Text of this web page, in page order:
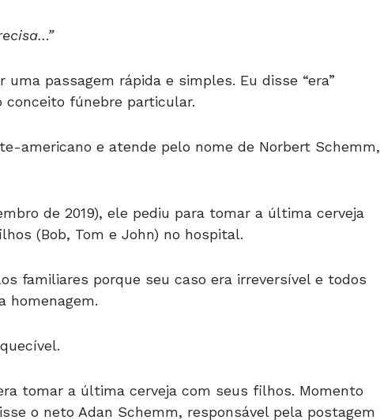
uma passagem rápida e simples. Eu disse “era”
conceito fúnebre particular.
americano e atende pelo nome de Norbert Schemm,
de 2019), ele pediu para tomar a última cerveja
(Bob, Tom e John) no hospital.
familiares porque seu caso era irreversível e todos
homenagem.
tomar a última cerveja com seus filhos. Momento
o neto Adan Schemm, responsável pela postagem